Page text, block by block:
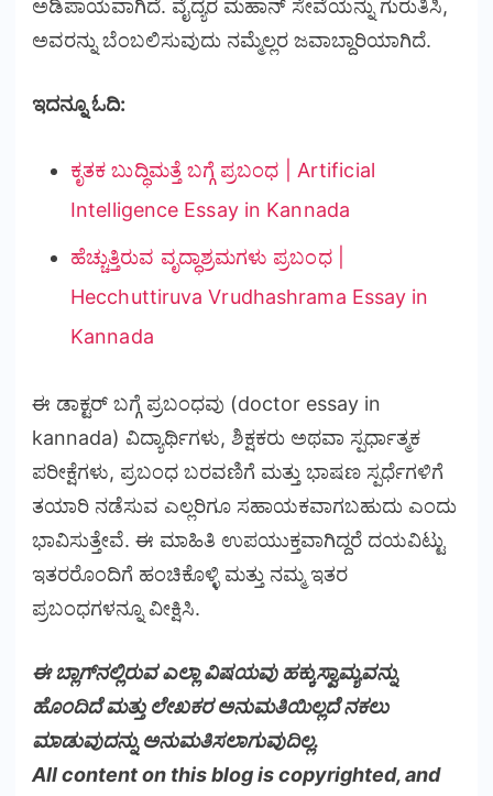
ಅಡಿಪಾಯವಾಗಿದೆ. ವೈದ್ಯರ ಮಹಾನ್ ಸೇವೆಯನ್ನು ಗುರುತಿಸಿ,
ಅವರನ್ನು ಬೆಂಬಲಿಸುವುದು ನಮ್ಮೆಲ್ಲರ ಜವಾಬ್ದಾರಿಯಾಗಿದೆ.
ಇದನ್ನೂ ಓದಿ:
ಕೃತಕ ಬುದ್ಧಿಮತ್ತೆ ಬಗ್ಗೆ ಪ್ರಬಂಧ | Artificial
Intelligence Essay in Kannada
ಹೆಚ್ಚುತ್ತಿರುವ ವೃದ್ಧಾಶ್ರಮಗಳು ಪ್ರಬಂಧ |
Hecchuttiruva Vrudhashrama Essay in
Kannada
ಈ ಡಾಕ್ಟರ್ ಬಗ್ಗೆ ಪ್ರಬಂಧವು (doctor essay in
kannada) ವಿದ್ಯಾರ್ಥಿಗಳು, ಶಿಕ್ಷಕರು ಅಥವಾ ಸ್ಪರ್ಧಾತ್ಮಕ
ಪರೀಕ್ಷೆಗಳು, ಪ್ರಬಂಧ ಬರವಣಿಗೆ ಮತ್ತು ಭಾಷಣ ಸ್ಪರ್ಧೆಗಳಿಗೆ
ತಯಾರಿ ನಡೆಸುವ ಎಲ್ಲರಿಗೂ ಸಹಾಯಕವಾಗಬಹುದು ಎಂದು
ಭಾವಿಸುತ್ತೇವೆ. ಈ ಮಾಹಿತಿ ಉಪಯುಕ್ತವಾಗಿದ್ದರೆ ದಯವಿಟ್ಟು
ಇತರರೊಂದಿಗೆ ಹಂಚಿಕೊಳ್ಳಿ ಮತ್ತು ನಮ್ಮ ಇತರ
ಪ್ರಬಂಧಗಳನ್ನೂ ವೀಕ್ಷಿಸಿ.
ಈ ಬ್ಲಾಗ್‌ನಲ್ಲಿರುವ ಎಲ್ಲಾ ವಿಷಯವು ಹಕ್ಕುಸ್ವಾಮ್ಯವನ್ನು
ಹೊಂದಿದೆ ಮತ್ತು ಲೇಖಕರ ಅನುಮತಿಯಿಲ್ಲದೆ ನಕಲು
ಮಾಡುವುದನ್ನು ಅನುಮತಿಸಲಾಗುವುದಿಲ್ಲ.
All content on this blog is copyrighted, and